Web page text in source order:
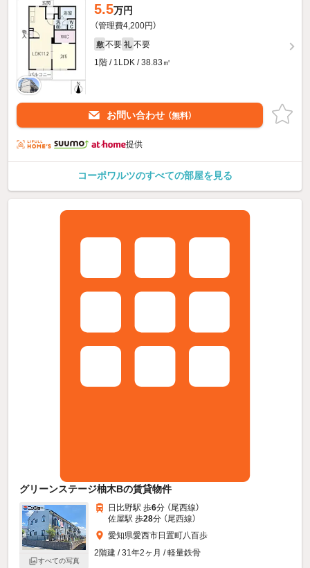
5.5万円
（管理費4,200円）
敷 不要 礼 不要
1階 / 1LDK / 38.83㎡
お問い合わせ （無料）
提供
コーポワルツのすべての部屋を見る
グリーンステージ柚木Bの賃貸物件
すべての写真
日比野駅 歩6分 （尾西線）
佐屋駅 歩28分 （尾西線）
愛知県愛西市日置町八百歩
2階建 / 31年2ヶ月 / 軽量鉄骨